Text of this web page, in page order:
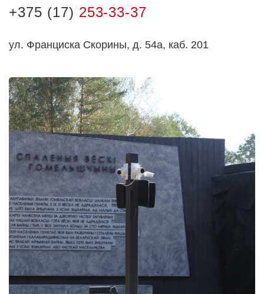
+375 (17) 253-33-37
ул. Франциска Скорины, д. 54а, каб. 201